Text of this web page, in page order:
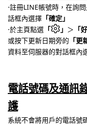
⋅註冊LINE帳號時，在詢
話框內選擇 「確定」
⋅於主頁點選 「 」 ＞ 「
或按下更新日期旁的 「更
資料至伺服器的對話框內
電話號碼及通訊
護
系統不會將用戶的電話號